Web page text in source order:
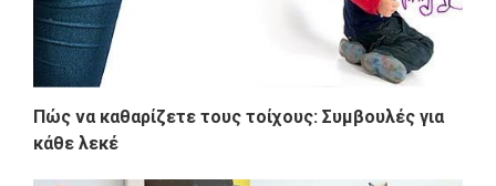
Πώς να καθαρίζετε τους τοίχους: Συμβουλές για
κάθε λεκέ